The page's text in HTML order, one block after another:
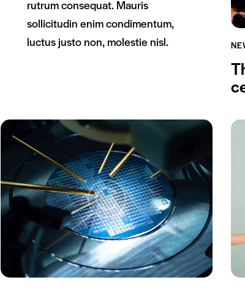
rutrum consequat. Mauris
sollicitudin enim condimentum,
luctus justo non, molestie nisl.